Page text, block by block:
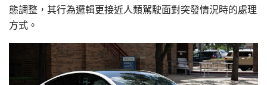
態調整，其行為邏輯更接近人類駕駛面對突發情況時的處理
方式。